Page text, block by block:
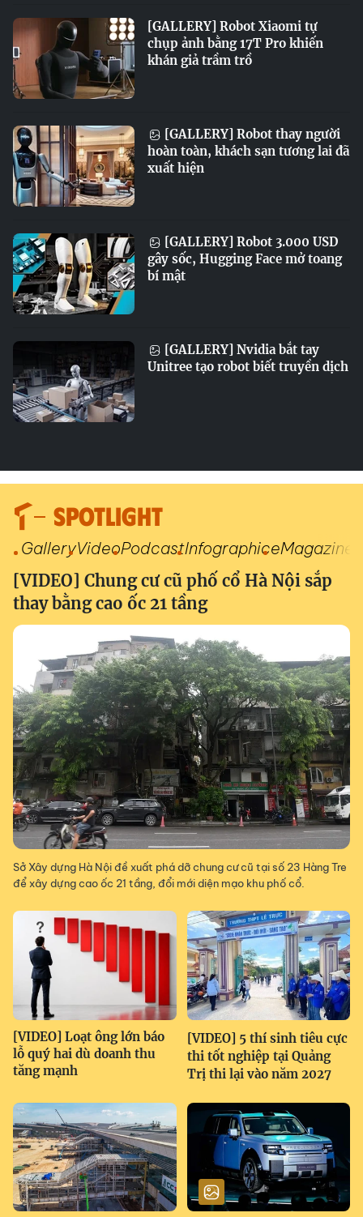
[GALLERY] Robot Xiaomi tự
chụp ảnh bằng 17T Pro khiến
khán giả trầm trồ
[GALLERY] Robot thay người
hoàn toàn, khách sạn tương lai đã
xuất hiện
[GALLERY] Robot 3.000 USD
gây sốc, Hugging Face mở toang
bí mật
[GALLERY] Nvidia bắt tay
Unitree tạo robot biết truyền dịch
SPOTLIGHT
GalleryVideoPodcastInfographiceMagazine
[VIDEO] Chung cư cũ phố cổ Hà Nội sắp
thay bằng cao ốc 21 tầng
Sở Xây dựng Hà Nội đề xuất phá dỡ chung cư cũ tại số 23 Hàng Tre
để xây dựng cao ốc 21 tầng, đổi mới diện mạo khu phố cổ.
[VIDEO] Loạt ông lớn báo
lỗ quý hai dù doanh thu
tăng mạnh
[VIDEO] 5 thí sinh tiêu cực
thi tốt nghiệp tại Quảng
Trị thi lại vào năm 2027